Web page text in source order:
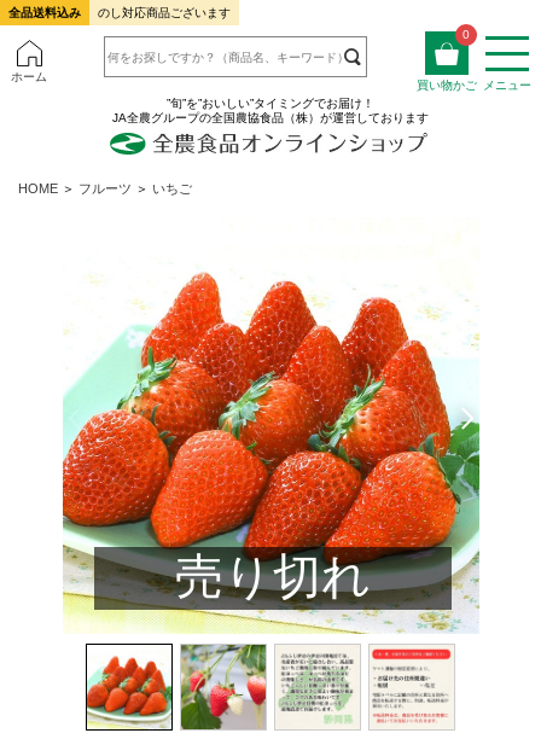
全品送料込み のし対応商品ございます
ホーム
0
買い物かご
メニュー
”旬”を”おいしい”タイミングでお届け！
JA全農グループの全国農協食品（株）が運営しております
HOME ＞ フルーツ ＞ いちご
売り切れ